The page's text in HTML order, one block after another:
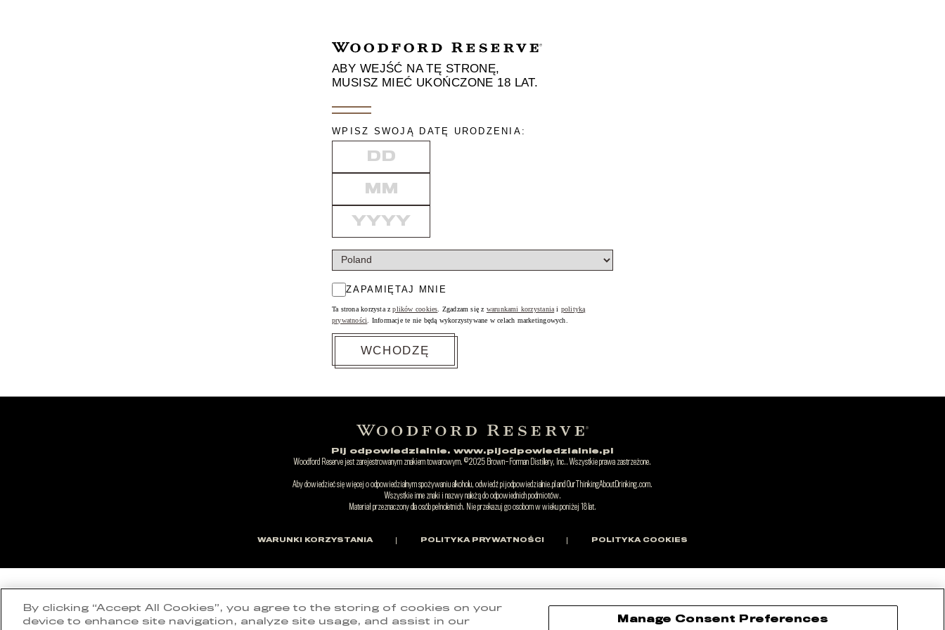
ABY WEJŚĆ NA TĘ STRONĘ,
MUSISZ MIEĆ UKOŃCZONE 18 LAT.
WPISZ SWOJĄ DATĘ URODZENIA:
ZAPAMIĘTAJ MNIE
Ta strona korzysta zplików cookies . Zgadzam się z warunkami korzystania i polityką
prywatności
. Informacje te nie będą wykorzystywane w celach marketingowych.
Pij odpowiedzialnie. www.pijodpowiedzialnie.pl
Woodford Reserve jest zarejestrowanym znakiem towarowym. ©2025 Brown-Forman Distillery, Inc.. Wszystkie prawa zastrzeżone.
Aby dowiedzieć się więcej o odpowiedzialnym spożywaniu alkoholu, odwiedź pijodpowiedzialnie.pl and OurThinkingAboutDrinking.com.
Wszystkie inne znaki i nazwy należą do odpowiednich podmiotów.
Materiał przeznaczony dla osób pełnoletnich. Nie przekazuj go osobom w wieku poniżej 18 lat.
WARUNKI KORZYSTANIA POLITYKA PRYWATNOŚCI POLITYKA COOKIES
By clicking “Accept All Cookies”, you agree to the storing of cookies on your
device to enhance site navigation, analyze site usage, and assist in our
Manage Consent Preferences